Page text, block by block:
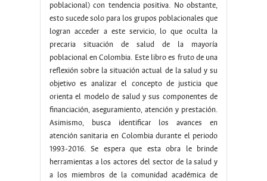
poblacional) con tendencia positiva. No obstante,
esto sucede solo para los grupos poblacionales que
logran acceder a este servicio, lo que oculta la
precaria situación de salud de la mayoría
poblacional en Colombia. Este libro es fruto de una
reflexión sobre la situación actual de la salud y su
objetivo es analizar el concepto de justicia que
orienta el modelo de salud y sus componentes de
financiación, aseguramiento, atención y prestación.
Asimismo, busca identificar los avances en
atención sanitaria en Colombia durante el periodo
1993-2016. Se espera que esta obra le brinde
herramientas a los actores del sector de la salud y
a los miembros de la comunidad académica de